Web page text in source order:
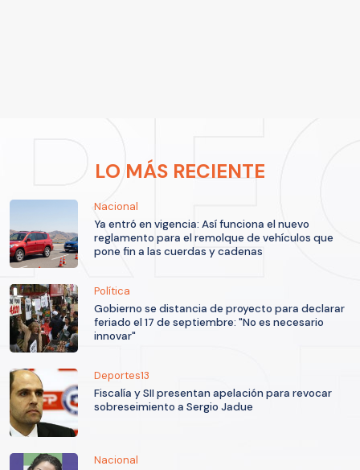
LO MÁS RECIENTE
Nacional
Ya entró en vigencia: Así funciona el nuevo
reglamento para el remolque de vehículos que
pone fin a las cuerdas y cadenas
Política
Gobierno se distancia de proyecto para declarar
feriado el 17 de septiembre: "No es necesario
innovar"
Deportes13
Fiscalía y SII presentan apelación para revocar
sobreseimiento a Sergio Jadue
Nacional